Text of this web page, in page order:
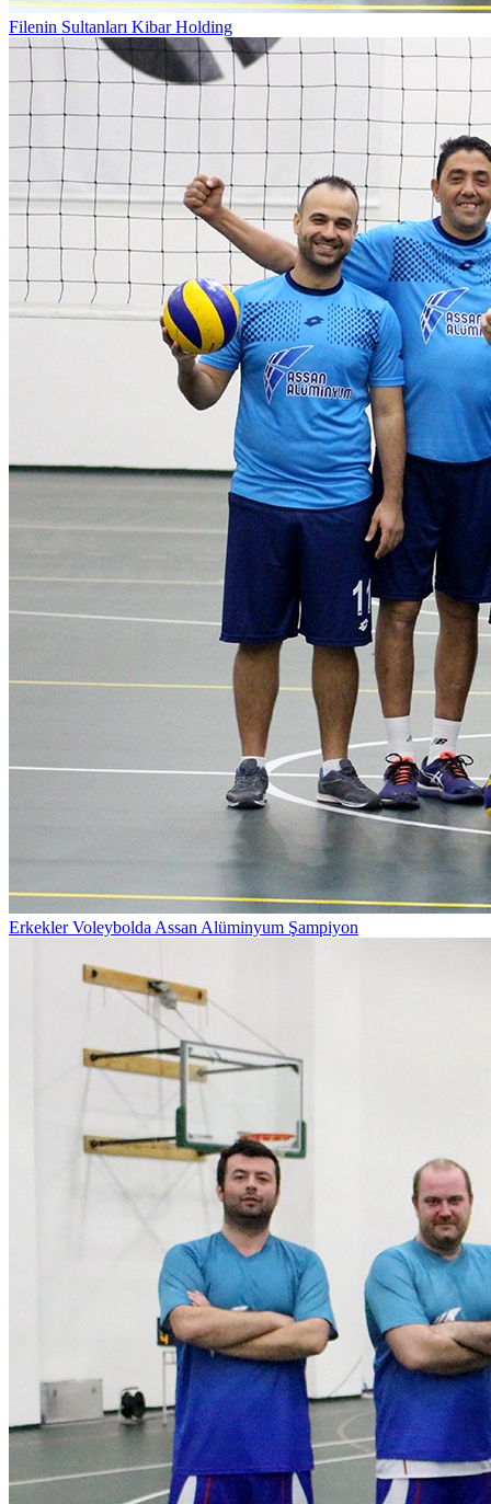
Filenin Sultanları Kibar Holding
Erkekler Voleybolda Assan Alüminyum Şampiyon